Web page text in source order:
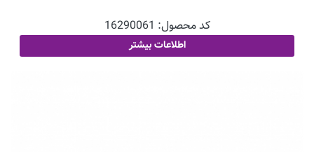
کد محصول: 16290061
اطلاعات بیشتر